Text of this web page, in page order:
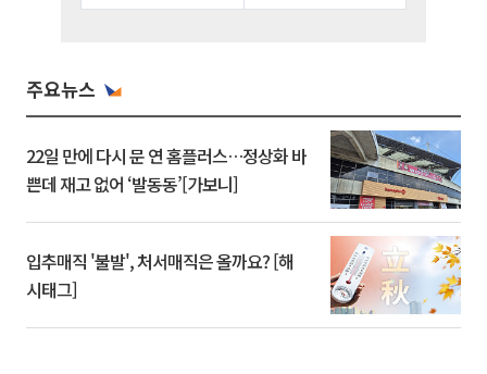
주요뉴스
22일 만에 다시 문 연 홈플러스…정상화 바
쁜데 재고 없어 ‘발동동’[가보니]
입추매직 '불발', 처서매직은 올까요? [해
시태그]